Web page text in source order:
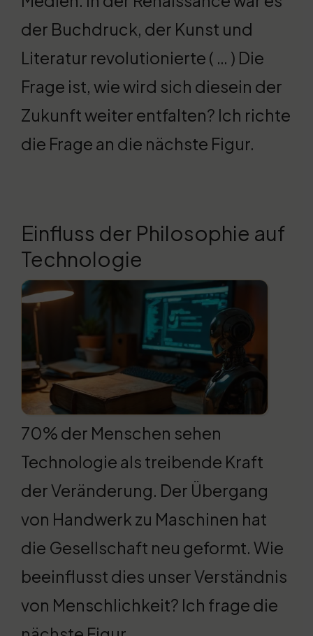
der Buchdruck, der Kunst und
Literatur revolutionierte ( … ) Die
Frage ist, wie wird sich diesein der
Zukunft weiter entfalten? Ich richte
die Frage an die nächste Figur.
Einfluss der Philosophie auf
Technologie
70% der Menschen sehen
Technologie als treibende Kraft
der Veränderung. Der Übergang
von Handwerk zu Maschinen hat
die Gesellschaft neu geformt. Wie
beeinflusst dies unser Verständnis
von Menschlichkeit? Ich frage die